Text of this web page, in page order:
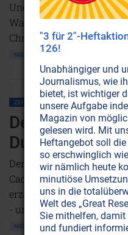
Und welche geistige
Wassermannzeitalter
Christusbewußtsein -
NICHT ONLINE VERFÜGBAR
ZEITENSCHRIFT NR. 9 GEBET •
Depressionen:
Dunkeln
Der Fall in ein tiefes
Caddy, Mitbegründerin
erzählt über die innere
- und wie sie zurück ins
NICHT ONLINE VERFÜGBAR
"3 für 2"-
126!
Unabhängiger und
Journalismus, wie
bietet, ist wichtiger
unsere Aufgabe
Magazin von
gelesen wird. Mit
Heftangebot soll
so erschwinglich
wir nämlich heute
minutiöse
uns in die
Welt des „Great
Sie mithelfen,
und fundiert